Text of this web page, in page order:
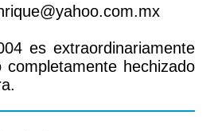
es extraordinariamente
completamente hechizado